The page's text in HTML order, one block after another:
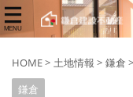
HOME> 土地情報 > 鎌倉 >
鎌倉